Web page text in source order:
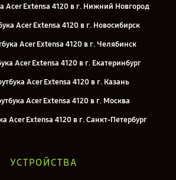
Acer Extensa 4120 в г. Нижний Новгород
Acer Extensa 4120 в г. Новосибирск
Acer Extensa 4120 в г. Челябинск
Acer Extensa 4120 в г. Екатеринбург
Acer Extensa 4120 в г. Казань
Acer Extensa 4120 в г. Москва
Acer Extensa 4120 в г. Санкт-Петербург
УСТРОЙСТВА